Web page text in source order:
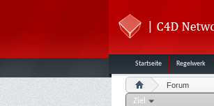
Startseite Regelwerk
Forum
Ziel